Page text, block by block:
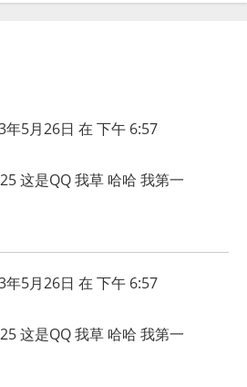
年5月26日 在 下午 6:57
这是QQ 我草 哈哈 我第一
年5月26日 在 下午 6:57
这是QQ 我草 哈哈 我第一